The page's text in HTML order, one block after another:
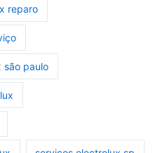
reparo
são paulo